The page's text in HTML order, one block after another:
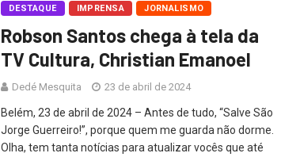
DESTAQUE IMPRENSA JORNALISMO
Robson Santos chega à tela da
TV Cultura, Christian Emanoel
Dedé Mesquita 23 de abril de 2024
Belém, 23 de abril de 2024 – Antes de tudo, “Salve São
Jorge Guerreiro!”, porque quem me guarda não dorme.
Olha, tem tanta notícias para atualizar vocês que até